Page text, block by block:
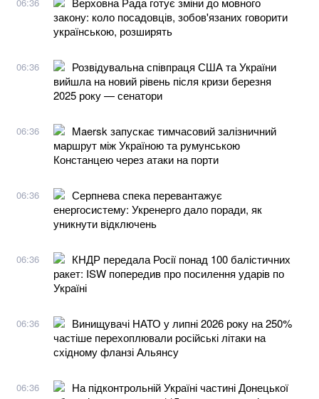
закону: коло посадовців, зобов'язаних говорити
українською, розширять
06:36
Розвідувальна співпраця США та України
вийшла на новий рівень після кризи березня
2025 року — сенатори
06:36
Maersk запускає тимчасовий залізничний
маршрут між Україною та румунською
Констанцею через атаки на порти
06:36
Серпнева спека перевантажує
енергосистему: Укренерго дало поради, як
уникнути відключень
06:36
КНДР передала Росії понад 100 балістичних
ракет: ISW попередив про посилення ударів по
Україні
06:36
Винищувачі НАТО у липні 2026 року на 250%
частіше перехоплювали російські літаки на
східному фланзі Альянсу
06:36
На підконтрольній Україні частині Донецької